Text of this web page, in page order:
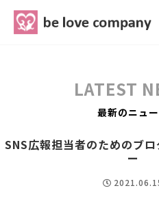
LATEST
最新のニュ
SNS広報担当者のためのブ
ー